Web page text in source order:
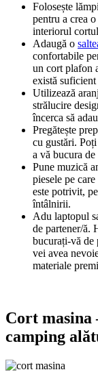
Folosește
pentru a crea
interiorul
Adaugă o
confortabile
un cort plafon
există
Utilizează
strălucire
încerca să
Pregătește
cu gustări.
a vă bucura
Pune muzică
piesele pe
este potrivit,
întâlnirii.
Adu laptopul
de partener/ă.
bucurați-vă de
vei avea
materiale
Cort masina
camping